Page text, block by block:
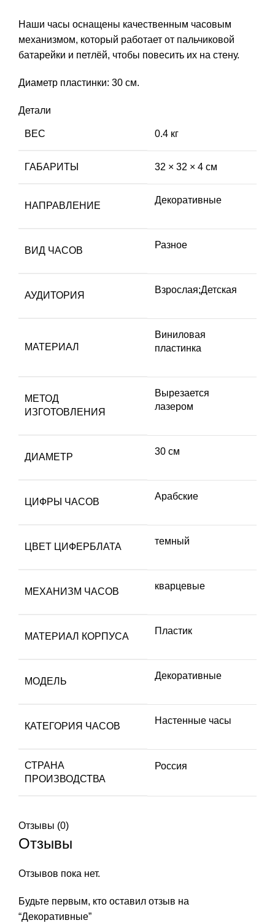
Наши часы оснащены качественным часовым
механизмом, который работает от пальчиковой
батарейки и петлёй, чтобы повесить их на стену.
Диаметр пластинки: 30 см.
Детали
ВЕС 0.4 кг
ГАБАРИТЫ 32 × 32 × 4 см
НАПРАВЛЕНИЕ
Декоративные
ВИД ЧАСОВ
Разное
АУДИТОРИЯ
Взрослая;Детская
МАТЕРИАЛ
Виниловая
пластинка
МЕТОД
ИЗГОТОВЛЕНИЯ
Вырезается
лазером
ДИАМЕТР
30 см
ЦИФРЫ ЧАСОВ
Арабские
ЦВЕТ ЦИФЕРБЛАТА
темный
МЕХАНИЗМ ЧАСОВ
кварцевые
МАТЕРИАЛ КОРПУСА
Пластик
МОДЕЛЬ
Декоративные
КАТЕГОРИЯ ЧАСОВ
Настенные часы
СТРАНА
ПРОИЗВОДСТВА
Россия
Отзывы (0)
Отзывы
Отзывов пока нет.
Будьте первым, кто оставил отзыв на
“Декоративные”